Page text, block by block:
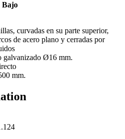
Bajo
curvadas en su parte superior,
de acero plano y cerradas por
galvanizado Ø16 mm.
mm.